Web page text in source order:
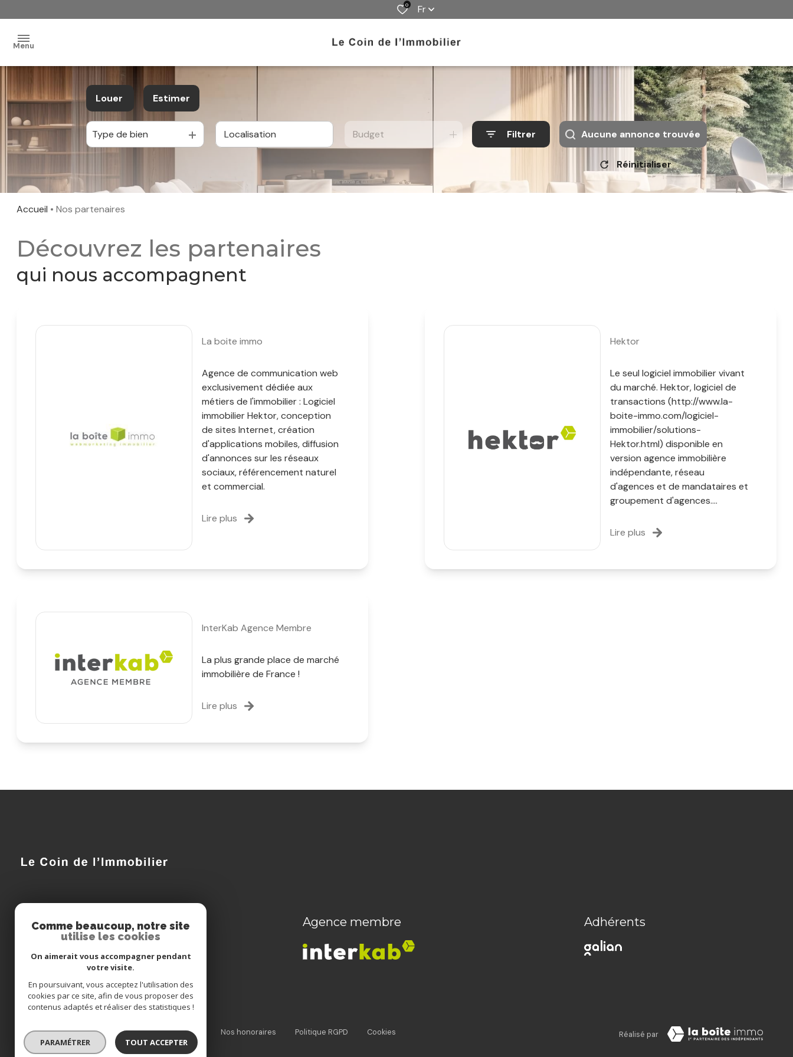
0 Fr
Menu
accueil
locations
gestion
alerte
e-
mail
Louer
à l'année
Estimer
Type de bien Budget Filtrer Aucune annonce trouvée
Réinitialiser
Accueil Nos partenaires
Découvrez les partenaires
qui nous accompagnent
La boite immo
Agence de communication web
exclusivement dédiée aux
métiers de l'immobilier : Logiciel
immobilier Hektor, conception
de sites Internet, création
d'applications mobiles, diffusion
d'annonces sur les réseaux
sociaux, référencement naturel
et commercial.
Lire plus
Hektor
Le seul logiciel immobilier vivant
du marché. Hektor, logiciel de
transactions (http://www.la-
boite-immo.com/logiciel-
immobilier/solutions-
Hektor.html) disponible en
version agence immobilière
indépendante, réseau
d'agences et de mandataires et
groupement d'agences....
Lire plus
InterKab Agence Membre
La plus grande place de marché
immobilière de France !
Lire plus
Le Coin de l'Immobilier
lecoindelimmobilier@orange.fr
55000 BAR-LE-DUC
Agence membre Adhérents
Nos partenaires Mentions légales Admin Nos honoraires Politique RGPD Cookies
© 2026 | Tous droits réservés
Réalisé par
Comme beaucoup, notre site
utilise les cookies
On aimerait vous accompagner pendant
votre visite.
En poursuivant, vous acceptez l'utilisation des
cookies par ce site, afin de vous proposer des
contenus adaptés et réaliser des statistiques !
PARAMÉTRER TOUT ACCEPTER